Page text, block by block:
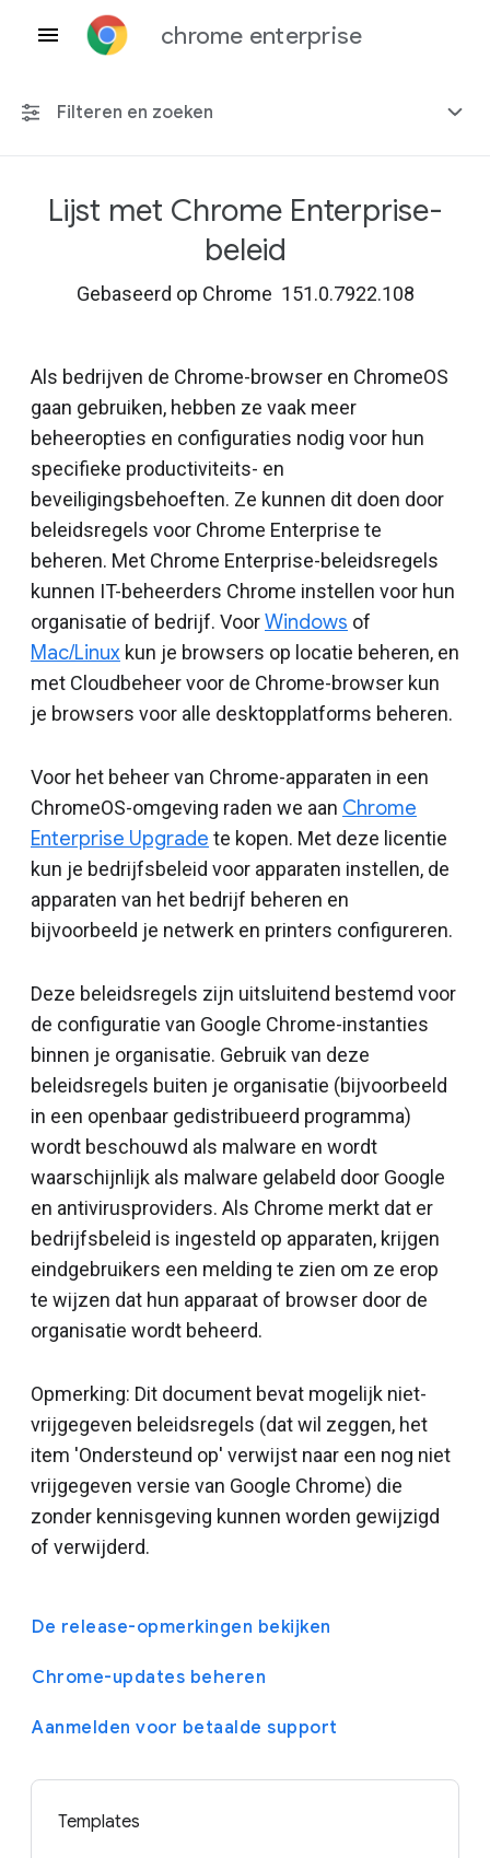
chrome enterprise
Filteren en zoeken
Elk platform
Inclusief beëindigd beleid
Lijst met Chrome Enterprise-
beleid
Gebaseerd op Chrome 151.0.7922.108
Als bedrijven de Chrome-browser en ChromeOS
gaan gebruiken, hebben ze vaak meer
beheeropties en configuraties nodig voor hun
specifieke productiviteits- en
beveiligingsbehoeften. Ze kunnen dit doen door
beleidsregels voor Chrome Enterprise te
beheren. Met Chrome Enterprise-beleidsregels
kunnen IT-beheerders Chrome instellen voor hun
organisatie of bedrijf. VoorWindows of
Mac/Linux kun je browsers op locatie beheren, en
met Cloudbeheer voor de Chrome-browser kun
je browsers voor alle desktopplatforms beheren.
Voor het beheer van Chrome-apparaten in een
ChromeOS-omgeving raden we aan Chrome
Enterprise Upgrade te kopen. Met deze licentie
kun je bedrijfsbeleid voor apparaten instellen, de
apparaten van het bedrijf beheren en
bijvoorbeeld je netwerk en printers configureren.
Deze beleidsregels zijn uitsluitend bestemd voor
de configuratie van Google Chrome-instanties
binnen je organisatie. Gebruik van deze
beleidsregels buiten je organisatie (bijvoorbeeld
in een openbaar gedistribueerd programma)
wordt beschouwd als malware en wordt
waarschijnlijk als malware gelabeld door Google
en antivirusproviders. Als Chrome merkt dat er
bedrijfsbeleid is ingesteld op apparaten, krijgen
eindgebruikers een melding te zien om ze erop
te wijzen dat hun apparaat of browser door de
organisatie wordt beheerd.
Opmerking: Dit document bevat mogelijk niet-
vrijgegeven beleidsregels (dat wil zeggen, het
item 'Ondersteund op' verwijst naar een nog niet
vrijgegeven versie van Google Chrome) die
zonder kennisgeving kunnen worden gewijzigd
of verwijderd.
De release-opmerkingen bekijken
Chrome-updates beheren
Aanmelden voor betaalde support
Templates